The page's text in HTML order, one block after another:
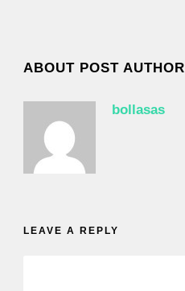
ABOUT POST AUTHOR
bollasas
LEAVE A REPLY